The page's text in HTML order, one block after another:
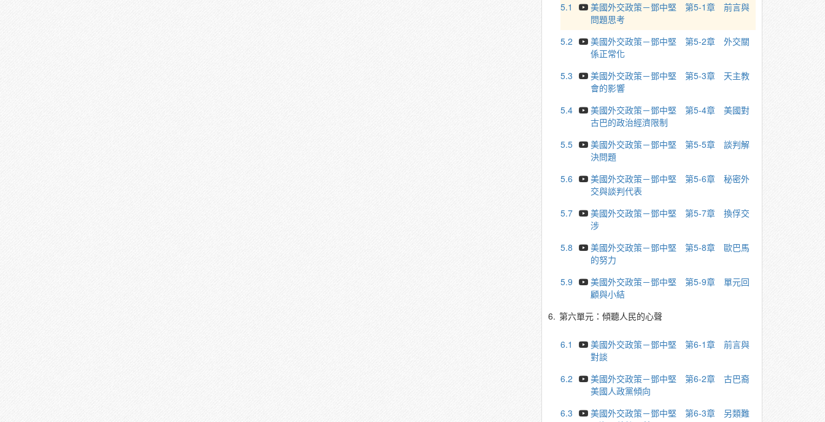
5.1
美國外交政策－鄧中堅 第5-1章 前言與
問題思考
5.2
美國外交政策－鄧中堅 第5-2章 外交關
係正常化
5.3
美國外交政策－鄧中堅 第5-3章 天主教
會的影響
5.4
美國外交政策－鄧中堅 第5-4章 美國對
古巴的政治經濟限制
5.5
美國外交政策－鄧中堅 第5-5章 談判解
決問題
5.6
美國外交政策－鄧中堅 第5-6章 秘密外
交與談判代表
5.7
美國外交政策－鄧中堅 第5-7章 換俘交
涉
5.8
美國外交政策－鄧中堅 第5-8章 歐巴馬
的努力
5.9
美國外交政策－鄧中堅 第5-9章 單元回
顧與小結
6. 第六單元：傾聽人民的心聲
6.1
美國外交政策－鄧中堅 第6-1章 前言與
對談
6.2
美國外交政策－鄧中堅 第6-2章 古巴裔
美國人政黨傾向
6.3
美國外交政策－鄧中堅 第6-3章 另類難